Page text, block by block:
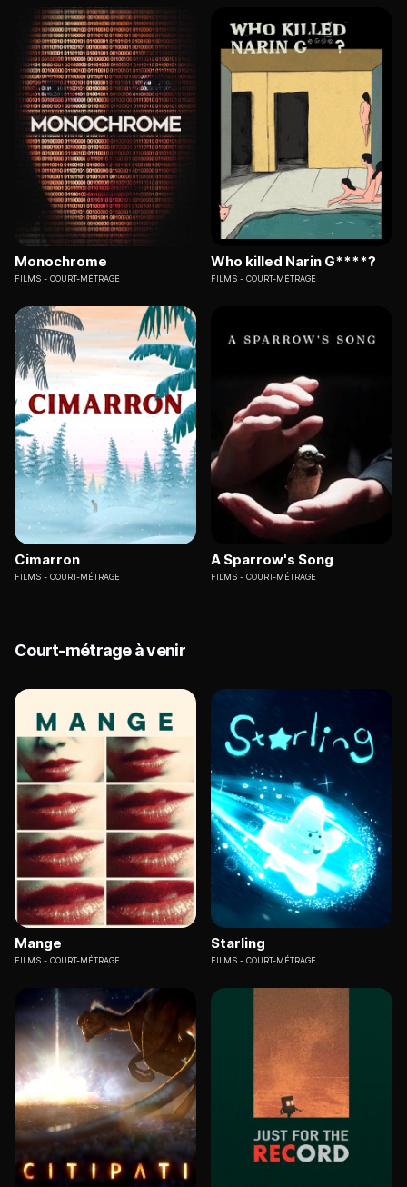
Monochrome
FILMS COURT-MÉTRAGE
Who killed Narin G****?
FILMS COURT-MÉTRAGE
Cimarron
FILMS COURT-MÉTRAGE
A Sparrow's Song
FILMS COURT-MÉTRAGE
Court-métrage à venir
Mange
FILMS COURT-MÉTRAGE
Starling
FILMS COURT-MÉTRAGE